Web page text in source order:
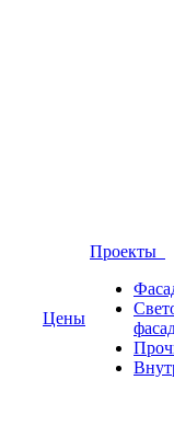
Цены
Проекты